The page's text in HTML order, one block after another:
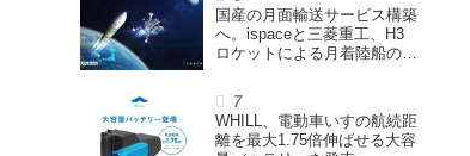
国産の月面輸送サービス構築
へ。ispaceと三菱重工、H3
ロケットによる月着陸船の打
結
WHILL、電動車いすの航続距
離を最大1.75倍伸ばせる大容